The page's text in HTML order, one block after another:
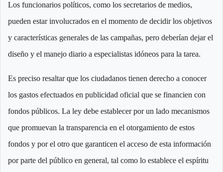
Los funcionarios políticos, como los secretarios de medios,
pueden estar involucrados en el momento de decidir los objetivos
y características generales de las campañas, pero deberían dejar el
diseño y el manejo diario a especialistas idóneos para la tarea.
Es preciso resaltar que los ciudadanos tienen derecho a conocer
los gastos efectuados en publicidad oficial que se financien con
fondos públicos. La ley debe establecer por un lado mecanismos
que promuevan la transparencia en el otorgamiento de estos
fondos y por el otro que garanticen el acceso de esta información
por parte del público en general, tal como lo establece el espíritu